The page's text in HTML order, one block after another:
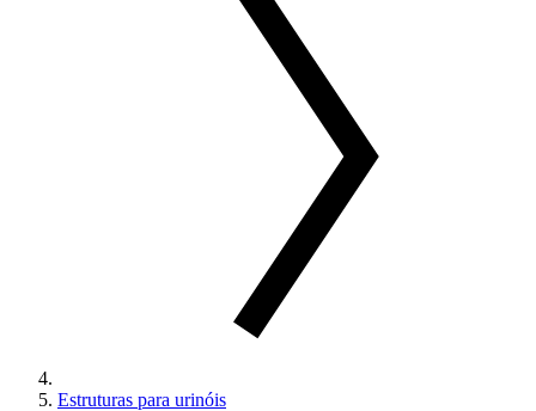
Estruturas para urinóis